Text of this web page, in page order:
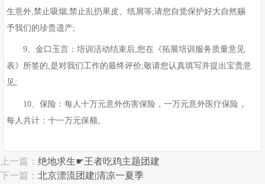
生意外,禁止吸烟,禁止乱扔果皮、纸屑等;请您自觉保护好大自然赐
予我们的珍贵遗产;
9、金口玉言：培训活动结束后,您在《拓展培训服务质量意见
表》所签的,是对我们工作的最终评价;敬请您认真填写并提出宝贵意
见;
10、保险：每人十万元意外伤害保险，一万元意外医疗保险，
每人共计：十一万元保额。
上一篇： 绝地求生☛王者吃鸡主题团建
下一篇： 北京漂流团建|清凉一夏季